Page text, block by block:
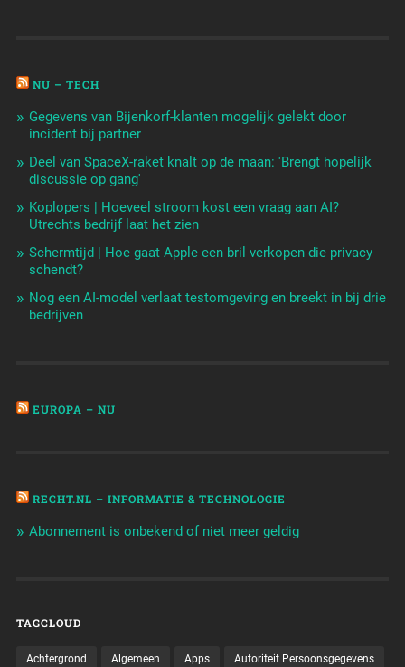
NU – TECH
Gegevens van Bijenkorf-klanten mogelijk gelekt door
incident bij partner
Deel van SpaceX-raket knalt op de maan: 'Brengt hopelijk
discussie op gang'
Koplopers | Hoeveel stroom kost een vraag aan AI?
Utrechts bedrijf laat het zien
Schermtijd | Hoe gaat Apple een bril verkopen die privacy
schendt?
Nog een AI-model verlaat testomgeving en breekt in bij drie
bedrijven
EUROPA – NU
RECHT.NL – INFORMATIE & TECHNOLOGIE
Abonnement is onbekend of niet meer geldig
TAGCLOUD
Achtergrond Algemeen Apps Autoriteit Persoonsgegevens